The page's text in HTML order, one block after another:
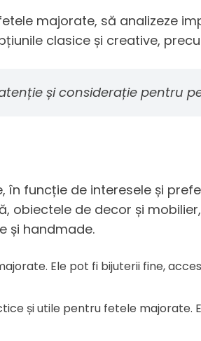
majorate, să analizeze
clasice și creative,
și considerație pentru
funcție de interesele și
obiectele de decor și
și handmade.
Ele pot fi bijuterii fine,
și utile pentru fetele majorate.